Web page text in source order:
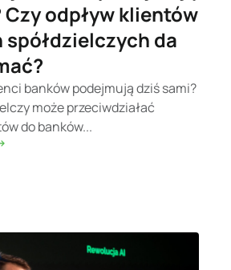
odpływ klientów
spółdzielczych da
banków podejmują dziś sami?
może przeciwdziałać
do banków...